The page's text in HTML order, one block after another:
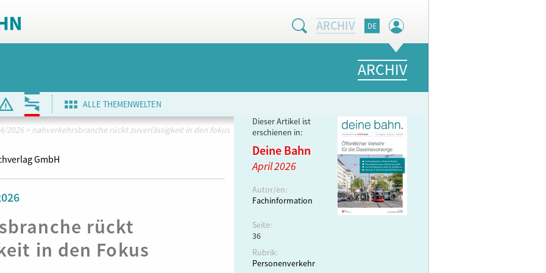
ARCHIV
ARCHIV
ALLE THEMENWELTEN
2026 >nahverkehrsbranche rückt zuverlässigkeit in den fokus
GmbH
rückt
in den Fokus
Dieser Artikel ist
erschienen in:
Deine Bahn
April 2026
Autor/en:
Fachinformation
Seite:
36
Rubrik:
Personenverkehr